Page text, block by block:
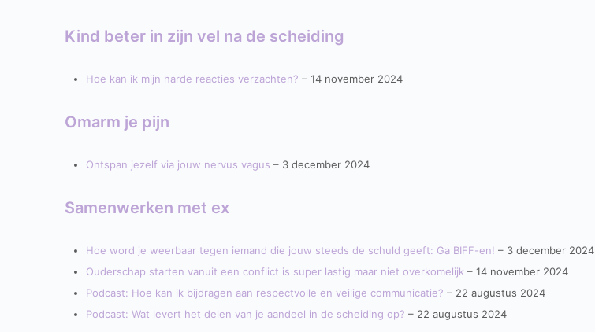
Kind beter in zijn vel na de scheiding
Hoe kan ik mijn harde reacties verzachten? – 14 november 2024
Omarm je pijn
Ontspan jezelf via jouw nervus vagus – 3 december 2024
Samenwerken met ex
Hoe word je weerbaar tegen iemand die jouw steeds de schuld geeft: Ga BIFF-en! – 3 december 2024
Ouderschap starten vanuit een conflict is super lastig maar niet overkomelijk – 14 november 2024
Podcast: Hoe kan ik bijdragen aan respectvolle en veilige communicatie? – 22 augustus 2024
Podcast: Wat levert het delen van je aandeel in de scheiding op? – 22 augustus 2024